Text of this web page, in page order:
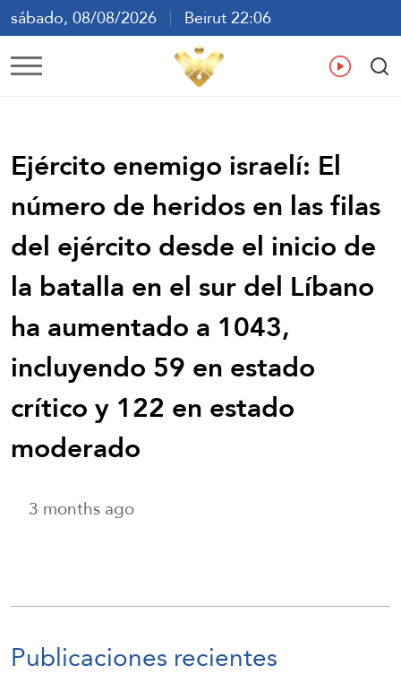
sábado, 08/08/2026
Beirut 22:06
ع En
Ejército enemigo israelí: El
número de heridos en las filas
del ejército desde el inicio de
la batalla en el sur del Líbano
ha aumentado a 1043,
incluyendo 59 en estado
crítico y 122 en estado
moderado
3 months ago
Publicaciones recientes